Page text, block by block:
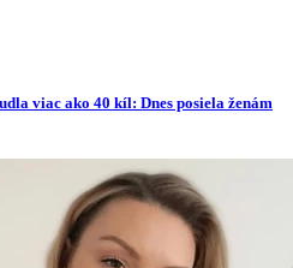
viac ako 40 kíl: Dnes posiela ženám